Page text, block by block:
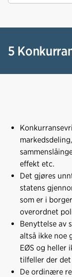
5
effekt etc.
Det gjøres
statens
som er i
overordnet
Benyttelse av
altså ikke noe
EØS og heller
tilfeller der
De ordinære